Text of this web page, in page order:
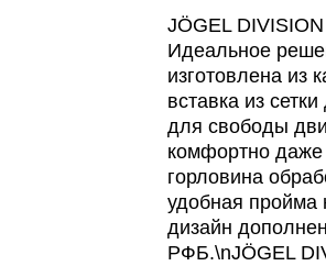
JÖGEL
Идеальное
изготовлена из
вставка из
для свободы
комфортно даже
горловина
удобная пройма
дизайн
РФБ.\nJÖGEL